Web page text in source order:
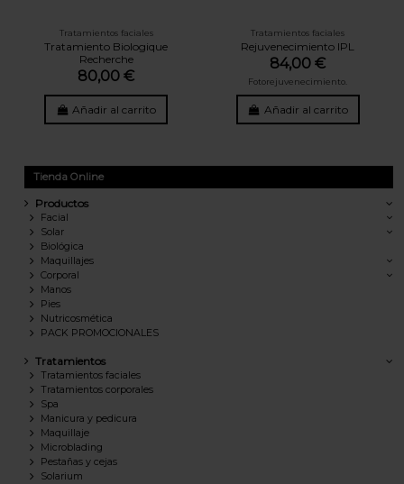
Tratamientos faciales
Tratamiento Biologique
Recherche
80,00 €
Añadir al carrito
Tratamientos faciales
Rejuvenecimiento IPL
84,00 €
Fotorejuvenecimiento.
Añadir al carrito
Tienda Online
Productos
Facial
Solar
Biológica
Maquillajes
Corporal
Manos
Pies
Nutricosmética
PACK PROMOCIONALES
Tratamientos
Tratamientos faciales
Tratamientos corporales
Spa
Manicura y pedicura
Maquillaje
Microblading
Pestañas y cejas
Solarium